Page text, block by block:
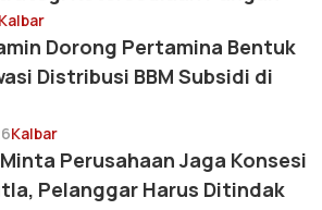
Kalbar
Dorong Pertamina Bentuk
Distribusi BBM Subsidi di
Kalbar
Perusahaan Jaga Konsesi
Pelanggar Harus Ditindak